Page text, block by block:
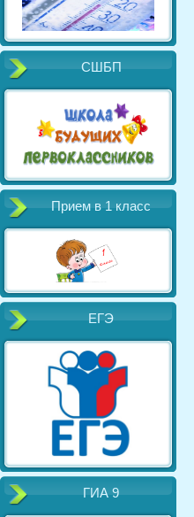
СШБП
Прием в 1 класс
ЕГЭ
ГИА 9